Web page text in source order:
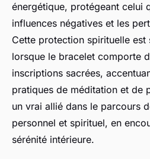
énergétique, protégeant celui
influences négatives et les
Cette protection spirituelle est
lorsque le bracelet comporte
inscriptions sacrées,
pratiques de méditation et de
un vrai allié dans le parcours
personnel et spirituel, en
sérénité intérieure.